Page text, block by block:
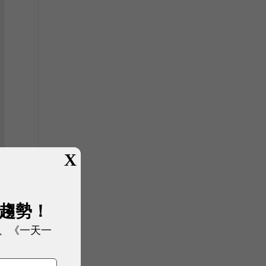
X
勢！
《一天一